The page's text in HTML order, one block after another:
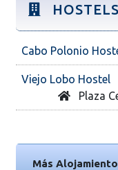
HOSTELS
Cabo Polonio
Viejo Lobo Hostel
Plaza
Más